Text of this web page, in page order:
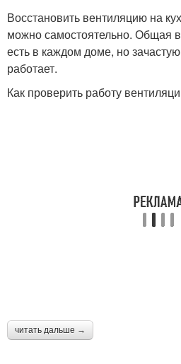
Восстановить вентиляцию на
можно самостоятельно. Общая
есть в каждом доме, но
работает.
Как проверить работу
читать дальше →